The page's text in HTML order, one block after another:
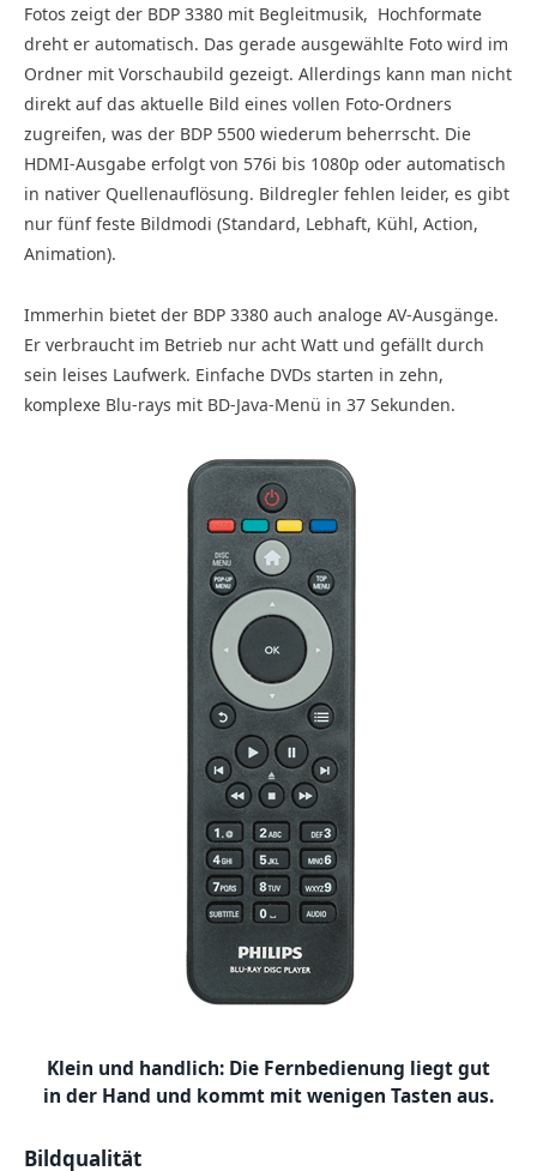
Fotos zeigt der BDP 3380 mit Begleitmusik, Hochformate
dreht er automatisch. Das gerade ausgewählte Foto wird im
Ordner mit Vorschaubild gezeigt. Allerdings kann man nicht
direkt auf das aktuelle Bild eines vollen Foto-Ordners
zugreifen, was der BDP 5500 wiederum beherrscht. Die
HDMI-Ausgabe erfolgt von 576i bis 1080p oder automatisch
in nativer Quellenauflösung. Bildregler fehlen leider, es gibt
nur fünf feste Bildmodi (Standard, Lebhaft, Kühl, Action,
Animation).
Immerhin bietet der BDP 3380 auch analoge AV-Ausgänge.
Er verbraucht im Betrieb nur acht Watt und gefällt durch
sein leises Laufwerk. Einfache DVDs starten in zehn,
komplexe Blu-rays mit BD-Java-Menü in 37 Sekunden.
Klein und handlich: Die Fernbedienung liegt gut
in der Hand und kommt mit wenigen Tasten aus.
Bildqualität